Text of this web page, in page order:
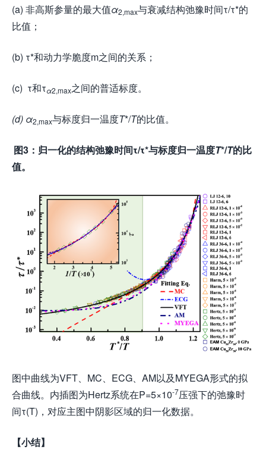
(a) 非高斯参量的最大值α2,max与衰减结构弛豫时间τ/τ*的
比值；
(b) τ*和动力学脆度m之间的关系；
(c) τ和τα2,max之间的普适标度。
(d) α2,max与标度归一温度T*/T的比值。
图3：归一化的结构弛豫时间τ/τ*与标度归一温度T*/T的比
值。
图中曲线为VFT、MC、ECG、AM以及MYEGA形式的拟
合曲线。内插图为Hertz系统在P=5×10-7压强下的弛豫时
间τ(T)，对应主图中阴影区域的归一化数据。
【小结】